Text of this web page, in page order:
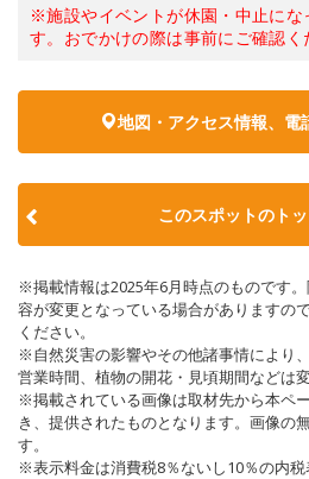
※施設やイベントが休園・中止にな
す。おでかけの際は事前にご確認く
地図・アクセス情報、電
このスポットのト
※掲載情報は2025年6月時点のものです
容が変更となっている場合がありますの
ください。
※自然災害の影響やその他諸事情により
営業時間、植物の開花・見頃期間などは
※掲載されている画像は取材先から本ペ
き、提供されたものとなります。画像の
す。
※表示料金は消費税8％ないし10％の内税